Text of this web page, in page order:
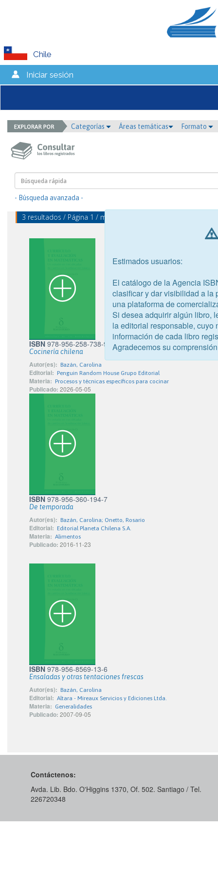
Chile
Iniciar sesión
Categorías Áreas temáticas Formato
- Búsqueda avanzada -
3 resultados / Página 1 / mostrando 1 - 3
ISBN 978-956-258-738-9
Cocinería chilena
Autor(es): Bazán, Carolina
Editorial: Penguin Random House Grupo Editorial
Materia: Procesos y técnicas específicos para cocinar
Publicado: 2026-05-05
ISBN 978-956-360-194-7
De temporada
Autor(es): Bazán, Carolina; Onetto, Rosario
Editorial: Editorial Planeta Chilena S.A.
Materia: Alimentos
Publicado: 2016-11-23
ISBN 978-956-8569-13-6
Ensaladas y otras tentaciones frescas
Autor(es): Bazán, Carolina
Editorial: Altara - Mireaux Servicios y Ediciones Ltda.
Materia: Generalidades
Publicado: 2007-09-05
Contáctenos:
Avda. Lib. Bdo. O'Higgins 1370, Of. 502. Santiago / Tel.
226720348
Estimados usuarios:
El catálogo de la Agencia
clasificar y dar visibilidad a la
una plataforma de
Si desea adquirir algún libro,
la editorial responsable, cuyo
información de cada libro
Agradecemos su